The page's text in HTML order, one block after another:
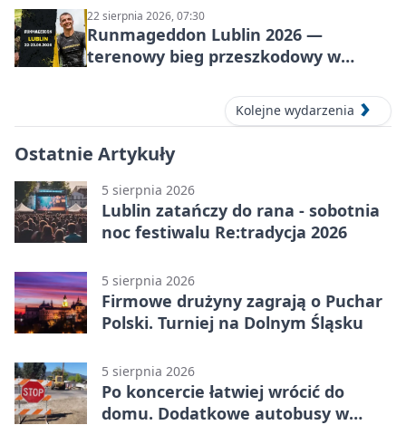
22 sierpnia 2026, 07:30
Runmageddon Lublin 2026 —
terenowy bieg przeszkodowy w
Kolejne wydarzenia
Ostatnie Artykuły
5 sierpnia 2026
Lublin zatańczy do rana - sobotnia
noc festiwalu Re:tradycja 2026
5 sierpnia 2026
Firmowe drużyny zagrają o Puchar
Polski. Turniej na Dolnym Śląsku
5 sierpnia 2026
Po koncercie łatwiej wrócić do
domu. Dodatkowe autobusy w